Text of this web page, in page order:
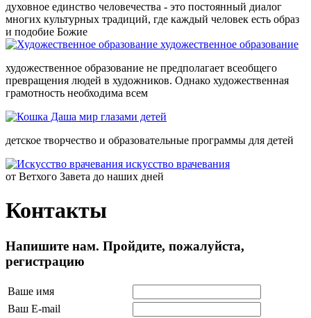
духовное единство человечества - это постоянный диалог
многих культурных традиций, где каждый человек есть образ
и подобие Божие
художественное образование
художественное образование не предполагает всеобщего
превращения людей в художников. Однако художественная
грамотность необходима всем
мир глазами детей
детское творчество и образовательные программы для детей
искусство врачевания
от Ветхого Завета до наших дней
Контакты
Напишите нам. Пройдите, пожалуйста,
регистрацию
Ваше имя
Ваш E-mail